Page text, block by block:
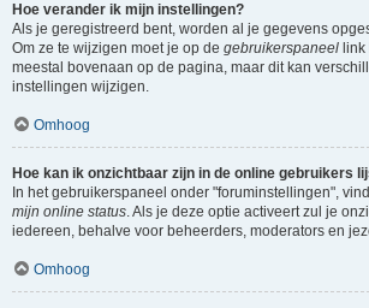
Hoe verander ik mijn instellingen?
Als je geregistreerd bent, worden al je gegevens
Om ze te wijzigen moet je op de gebruikerspaneel
meestal bovenaan op de pagina, maar dit kan
instellingen wijzigen.
Omhoog
Hoe kan ik onzichtbaar zijn in de online gebruikers
In het gebruikerspaneel onder "foruminstellingen",
mijn online status. Als je deze optie activeert zul je
iedereen, behalve voor beheerders, moderators en
Omhoog